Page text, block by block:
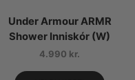
Under Armour ARMR
Shower Inniskór (W)
4.990 kr.